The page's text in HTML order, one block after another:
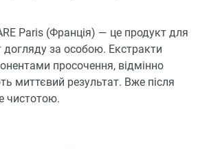
Paris (Франція) — це продукт для
догляду за особою. Екстракти
просочення, відмінно
миттєвий результат. Вже після
чистотою.